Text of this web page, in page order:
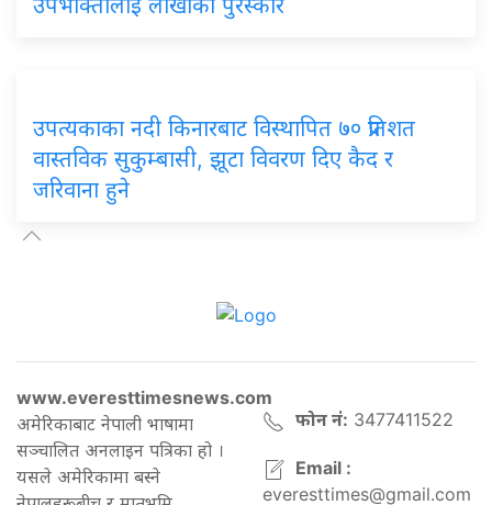
उपत्यकाका नदी किनारबाट विस्थापित ७० प्रतिशत
वास्तविक सुकुम्बासी, झूटा विवरण दिए कैद र
जरिवाना हुने
www.everesttimesnews.com
अमेरिकाबाट नेपाली भाषामा
सञ्चालित अनलाइन पत्रिका हो ।
यसले अमेरिकामा बस्ने
फोन नं: 3477411522
Email :
everesttimes@gmail.com